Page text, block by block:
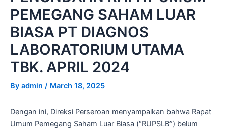
PEMEGANG SAHAM LUAR
BIASA PT DIAGNOS
LABORATORIUM UTAMA
TBK. APRIL 2024
By admin / March 18, 2025
Dengan ini, Direksi Perseroan menyampaikan bahwa Rapat
Umum Pemegang Saham Luar Biasa (“RUPSLB”) belum